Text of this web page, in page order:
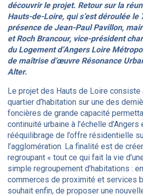
découvrir le projet. Retour sur la
Hauts-de-Loire, qui s’est déroulée le
présence de Jean-Paul Pavillon,
et Roch Brancour, vice-président
du Logement d’Angers Loire
de maîtrise d’œuvre Résonance
Alter.
Le projet des Hauts de Loire consiste
quartier d’habitation sur une des
foncières de grande capacité
continuité urbaine à l’échelle
rééquilibrage de l’offre résidentielle
l’agglomération. La finalité est de
regroupant « tout ce qui fait la vie
simple regroupement d’habitations :
commerces de proximité et services
souhait enfin, de proposer une